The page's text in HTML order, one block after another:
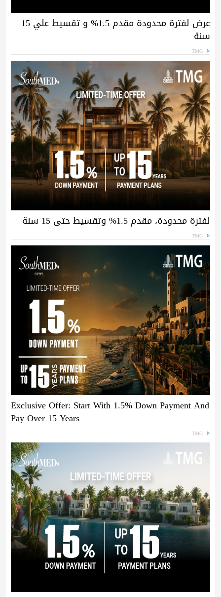
عرض لفترة محدودة مقدم 1.5% و تقسيط علي 15
سنة
TMG
لفترة محدودة، مقدم 1.5% وتقسيط حتى 15 سنة
TMG
Exclusive Offer: Start With 1.5% Down Payment And
Pay Over 15 Years
TMG